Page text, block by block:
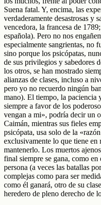
Suena fatal. Y, encima, las
verdaderamente desastrosas y
vencedora, la francesa de
española). Pero no nos
especialmente sangrientas, no
sino porque los psicópatas,
de sus privilegios y sabedores
los otros, se han mostrado
alianzas de clases, incluso a
pero yo no recuerdo ningún
mano). El tiempo, la paciencia
siempre a favor de los
vengan a mi», podría decir un
Caimán, mientras sus fieles
psicópata, usa solo de la
exclusivamente lo que tiene en
mantenerlo. Los muertos
final siempre se gana, como
persona (a veces las batallas
complejas como para ser
como él ganará, otro de su
heredero de pleno derecho de